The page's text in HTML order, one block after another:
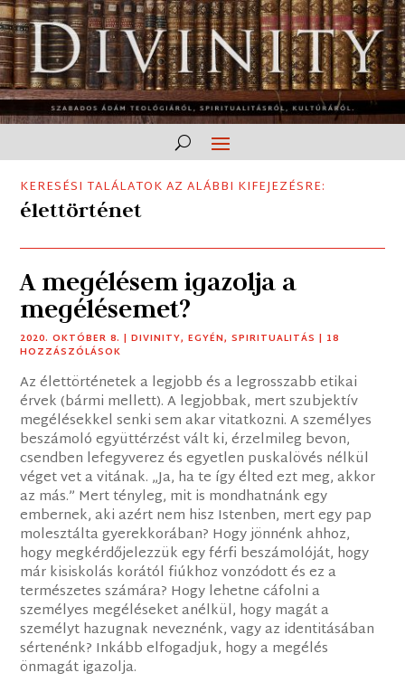
KERESÉSI TALÁLATOK AZ ALÁBBI KIFEJEZÉSRE:
élettörténet
A megélésem igazolja a
megélésemet?
2020. OKTÓBER 8. |DIVINITY,EGYÉN,SPIRITUALITÁS | 18
HOZZÁSZÓLÁSOK
Az élettörténetek a legjobb és a legrosszabb etikai
érvek (bármi mellett). A legjobbak, mert szubjektív
megélésekkel senki sem akar vitatkozni. A személyes
beszámoló együttérzést vált ki, érzelmileg bevon,
csendben lefegyverez és egyetlen puskalövés nélkül
véget vet a vitának. „Ja, ha te így élted ezt meg, akkor
az más.” Mert tényleg, mit is mondhatnánk egy
embernek, aki azért nem hisz Istenben, mert egy pap
molesztálta gyerekkorában? Hogy jönnénk ahhoz,
hogy megkérdőjelezzük egy férfi beszámolóját, hogy
már kisiskolás korától fiúkhoz vonzódott és ez a
természetes számára? Hogy lehetne cáfolni a
személyes megéléseket anélkül, hogy magát a
személyt hazugnak neveznénk, vagy az identitásában
sértenénk? Inkább elfogadjuk, hogy a megélés
önmagát igazolja.